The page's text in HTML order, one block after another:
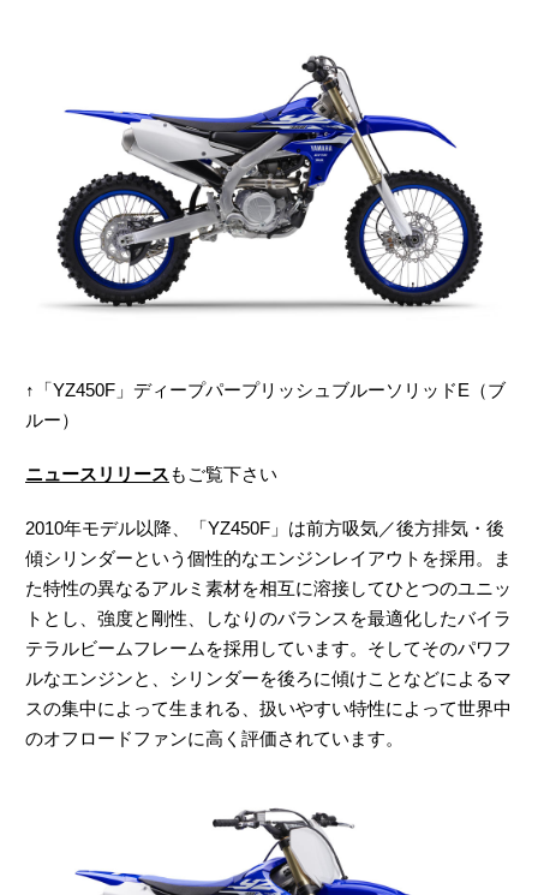
↑「YZ450F」ディープパープリッシュブルーソリッドE（ブ
ルー）
ニュースリリースもご覧下さい
2010年モデル以降、「YZ450F」は前方吸気／後方排気・後
傾シリンダーという個性的なエンジンレイアウトを採用。ま
た特性の異なるアルミ素材を相互に溶接してひとつのユニッ
トとし、強度と剛性、しなりのバランスを最適化したバイラ
テラルビームフレームを採用しています。そしてそのパワフ
ルなエンジンと、シリンダーを後ろに傾けことなどによるマ
スの集中によって生まれる、扱いやすい特性によって世界中
のオフロードファンに高く評価されています。